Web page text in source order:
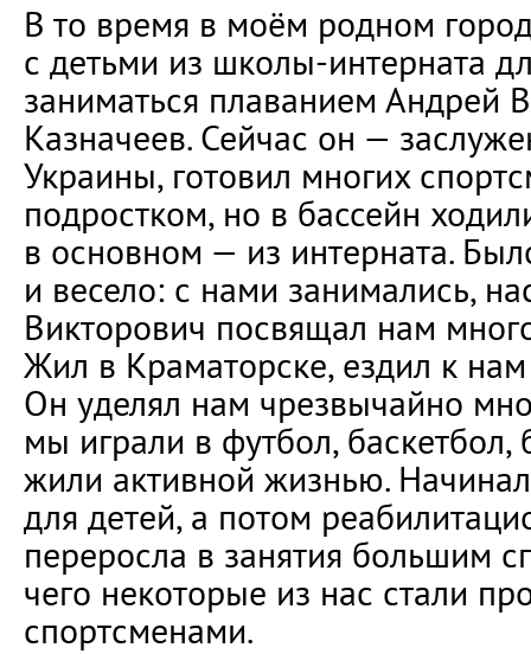
В то время в моём родном
с детьми из школы-интерната
заниматься плаванием Андрей
Казначеев. Сейчас он —
Украины, готовил многих
подростком, но в бассейн
в основном — из интерната.
и весело: с нами занимались,
Викторович посвящал нам
Жил в Краматорске, ездил к
Он уделял нам чрезвычайно
мы играли в футбол, баскетбол,
жили активной жизнью.
для детей, а потом
переросла в занятия большим
чего некоторые из нас стали
спортсменами.